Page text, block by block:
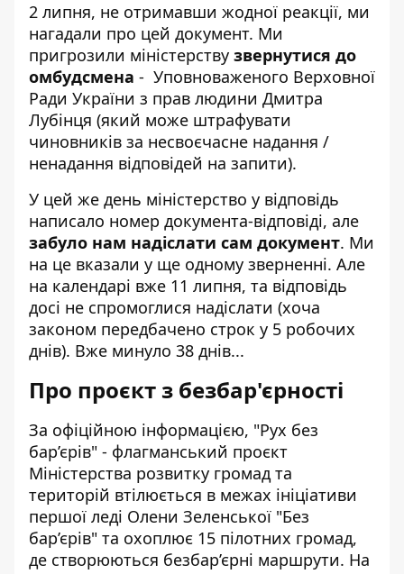
2 липня, не отримавши жодної реакції, ми
нагадали про цей документ. Ми
пригрозили міністерству звернутися до
омбудсмена - Уповноваженого Верховної
Ради України з прав людини Дмитра
Лубінця (який може штрафувати
чиновників за несвоєчасне надання /
ненадання відповідей на запити).
У цей же день міністерство у відповідь
написало номер документа-відповіді, але
забуло нам надіслати сам документ. Ми
на це вказали у ще одному зверненні. Але
на календарі вже 11 липня, та відповідь
досі не спромоглися надіслати (хоча
законом передбачено строк у 5 робочих
днів). Вже минуло 38 днів...
Про проєкт з безбар'єрності
За офіційною інформацією, "Рух без
бар’єрів" - флагманський проєкт
Міністерства розвитку громад та
територій втілюється в межах ініціативи
першої леді Олени Зеленської "Без
бар’єрів" та охоплює 15 пілотних громад,
де створюються безбар’єрні маршрути. На